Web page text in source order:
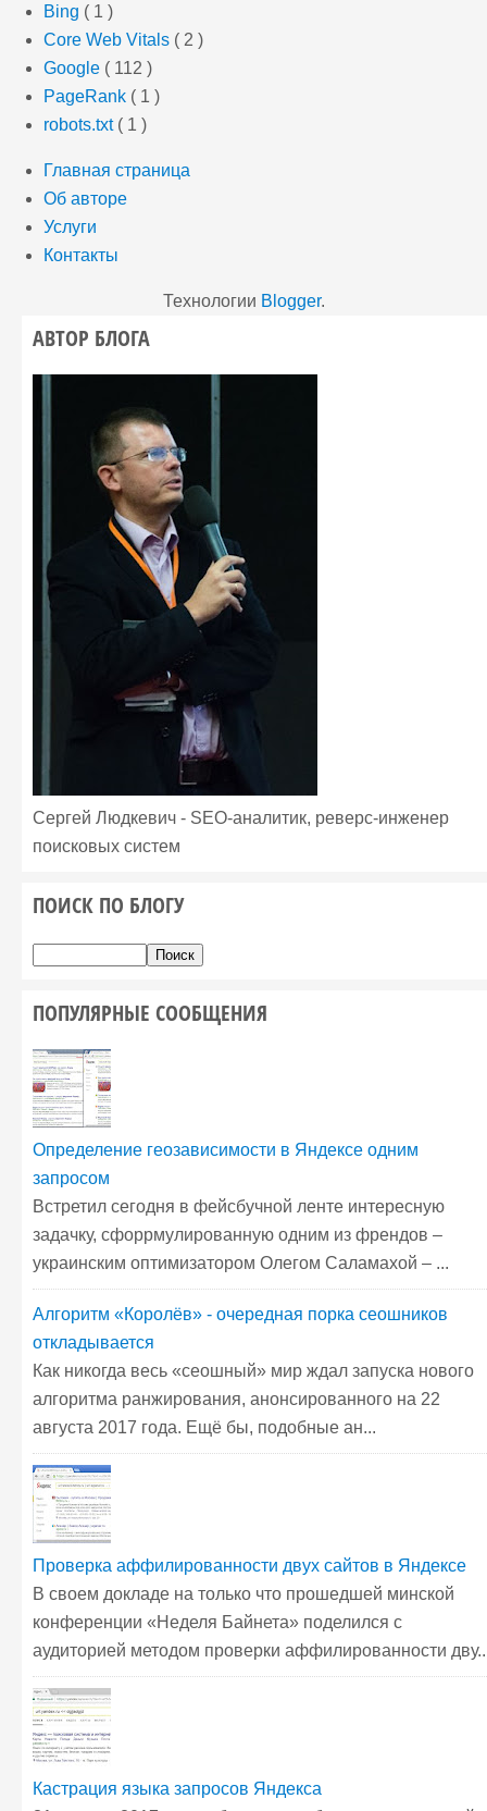
Bing ( 1 )
Core Web Vitals ( 2 )
Google ( 112 )
PageRank ( 1 )
robots.txt ( 1 )
Главная страница
Об авторе
Услуги
Контакты
Технологии Blogger.
АВТОР БЛОГА
Сергей Людкевич - SEO-аналитик, реверс-инженер
поисковых систем
ПОИСК ПО БЛОГУ
ПОПУЛЯРНЫЕ СООБЩЕНИЯ
Определение геозависимости в Яндексе одним
запросом
Встретил сегодня в фейсбучной ленте интересную
задачку, сфоррмулированную одним из френдов –
украинским оптимизатором Олегом Саламахой – ...
Алгоритм «Королёв» - очередная порка сеошников
откладывается
Как никогда весь «сеошный» мир ждал запуска нового
алгоритма ранжирования, анонсированного на 22
августа 2017 года. Ещё бы, подобные ан...
Проверка аффилированности двух сайтов в Яндексе
В своем докладе на только что прошедшей минской
конференции «Неделя Байнета» поделился с
аудиторией методом проверки аффилированности
Кастрация языка запросов Яндекса